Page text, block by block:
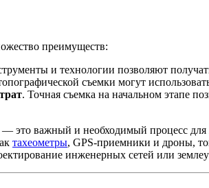
преимуществ:
и технологии позволяют
съемки могут
. Точная съемка на начальном этапе
это важный и необходимый процесс для
тахеометры, GPS-приемники и дроны,
инженерных сетей или